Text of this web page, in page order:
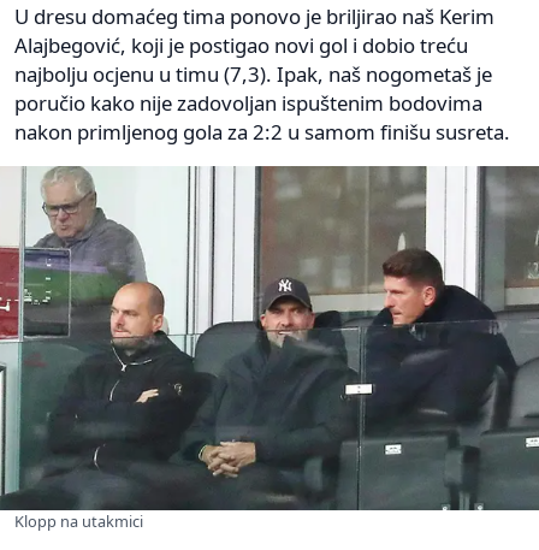
U dresu domaćeg tima ponovo je briljirao naš Kerim
Alajbegović, koji je postigao novi gol i dobio treću
najbolju ocjenu u timu (7,3). Ipak, naš nogometaš je
poručio kako nije zadovoljan ispuštenim bodovima
nakon primljenog gola za 2:2 u samom finišu susreta.
Klopp na utakmici